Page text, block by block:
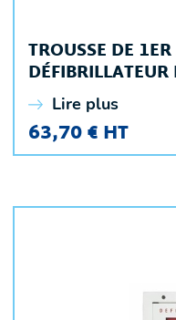
TROUSSE DE
Lire plus
63,70 € HT